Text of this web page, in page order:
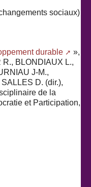
sociaux)
durable
»,
BLONDIAUX L.,
J-M.,
D. (dir.),
de la
et Participation,